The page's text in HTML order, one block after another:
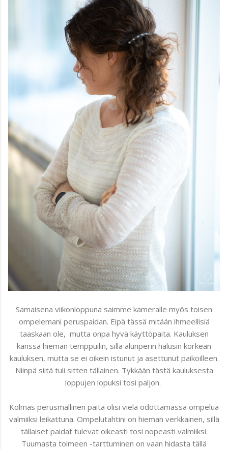
Samaisena viikonloppuna saimme kameralle myös toisen
ompelemani peruspaidan. Eipä tässä mitään ihmeellisiä
taaskaan ole, mutta onpa hyvä käyttöpaita. Kauluksen
kanssa hieman temppuilin, sillä alunperin halusin korkean
kauluksen, mutta se ei oikein istunut ja asettunut paikoilleen.
Niinpä siitä tuli sitten tällainen. Tykkään tästä kauluksesta
loppujen lopuksi tosi paljon.
Kolmas perusmallinen paita olisi vielä odottamassa ompelua
valmiiksi leikattuna. Ompelutahtini on hieman verkkainen, sillä
tällaiset paidat tulevat oikeasti tosi nopeasti valmiiksi.
Tuumasta toimeen -tarttuminen on vaan hidasta tällä